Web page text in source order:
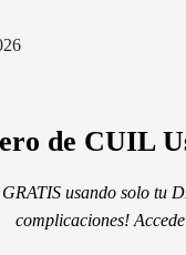
de CUIL
usando solo tu
complicaciones!